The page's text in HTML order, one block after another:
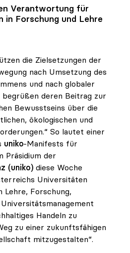
Verantwortung für
in Forschung und Lehre
die Zielsetzungen der
nach Umsetzung des
und nach globaler
deren Beitrag zur
Bewusstseins über die
ökologischen und
So lautet einer
uniko-Manifests für
Präsidium der
(uniko) diese Woche
Universitäten
Lehre, Forschung,
Handeln zu
zu einer zukunftsfähigen
mitzugestalten“.